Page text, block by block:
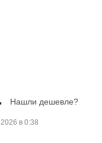
Нашли дешевле?
в 0:38